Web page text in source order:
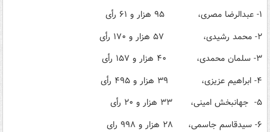
۱- عبدالرضا مصری، ۹۵ هزار و ۶۱ رأی
۲- محمد رشیدی، ۵۷ هزار و ۱۷۰ رأی
۳- سلمان محمدی، ۴۰ هزار و ۱۵۷ رأی
۴- ابراهیم عزیزی، ۳۹ هزار و ۴۹۵ رأی
۵- جهانبخش امینی، ۳۳ هزار و ۲۰ رأی
۶- سیدقاسم جاسمی، ۲۸ هزار و ۹۹۸ رای